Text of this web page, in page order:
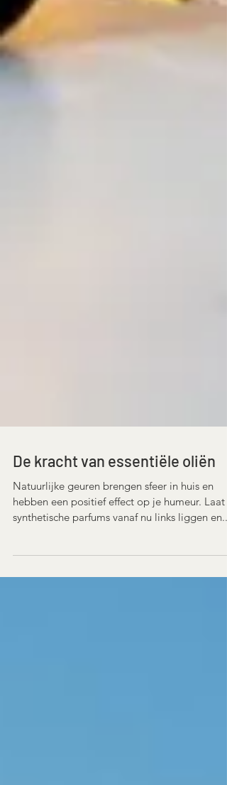
De kracht van essentiële oliën
Natuurlijke geuren brengen sfeer in huis en
hebben een positief effect op je humeur. Laat